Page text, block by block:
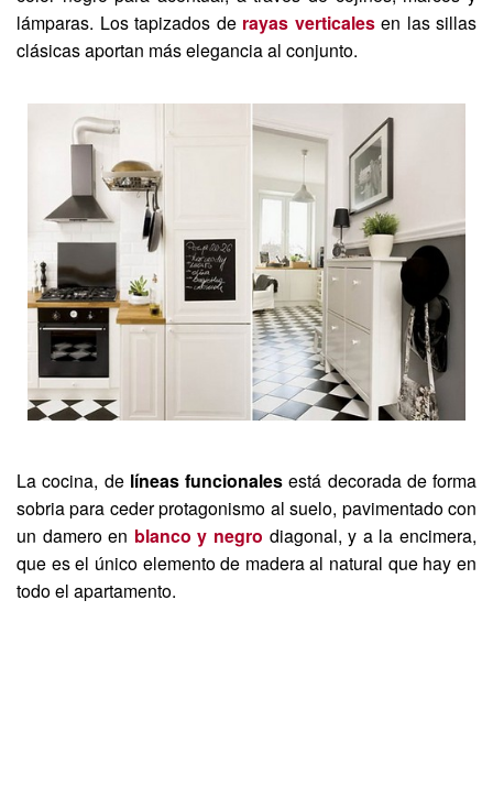
lámparas. Los tapizados de rayas verticalesen las sillas
clásicas aportan más elegancia al conjunto.
La cocina, de líneas funcionales está decorada de forma
sobria para ceder protagonismo al suelo, pavimentado con
un damero en blanco y negro diagonal, y a la encimera,
que es el único elemento de madera al natural que hay en
todo el apartamento.